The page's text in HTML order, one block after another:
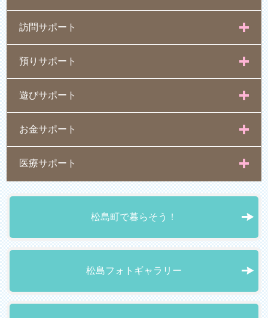
訪問サポート
預りサポート
遊びサポート
お金サポート
医療サポート
松島町で暮らそう！
松島フォトギャラリー